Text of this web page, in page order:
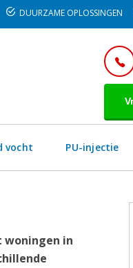
DUURZAME OPLOSSINGEN
vocht PU-injectie
woningen in